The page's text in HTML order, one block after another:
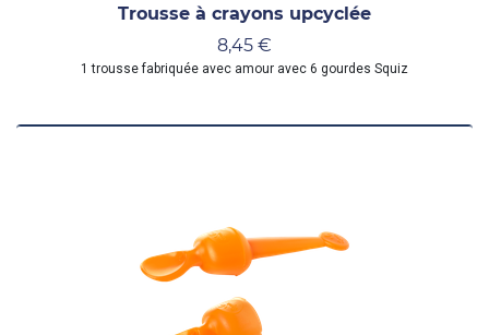
Trousse à crayons upcyclée
8,45 €
1 trousse fabriquée avec amour avec 6 gourdes Squiz